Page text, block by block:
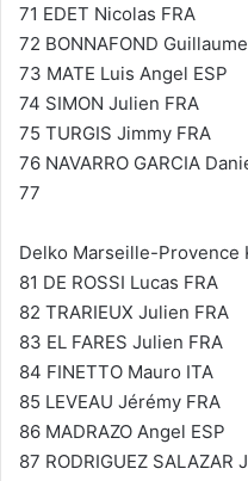
71 EDET Nicolas FRA
72 BONNAFOND
73 MATE Luis Angel ESP
74 SIMON Julien FRA
75 TURGIS Jimmy FRA
76 NAVARRO GARCIA
77
Delko Marseille-Provence
81 DE ROSSI Lucas FRA
82 TRARIEUX Julien FRA
83 EL FARES Julien FRA
84 FINETTO Mauro ITA
85 LEVEAU Jérémy FRA
86 MADRAZO Angel ESP
87 RODRIGUEZ SALAZAR